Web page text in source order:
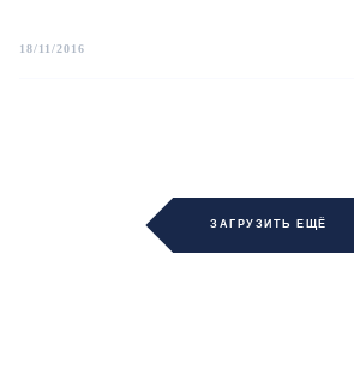
18/11/2016
ЗАГРУЗИТЬ ЕЩЁ